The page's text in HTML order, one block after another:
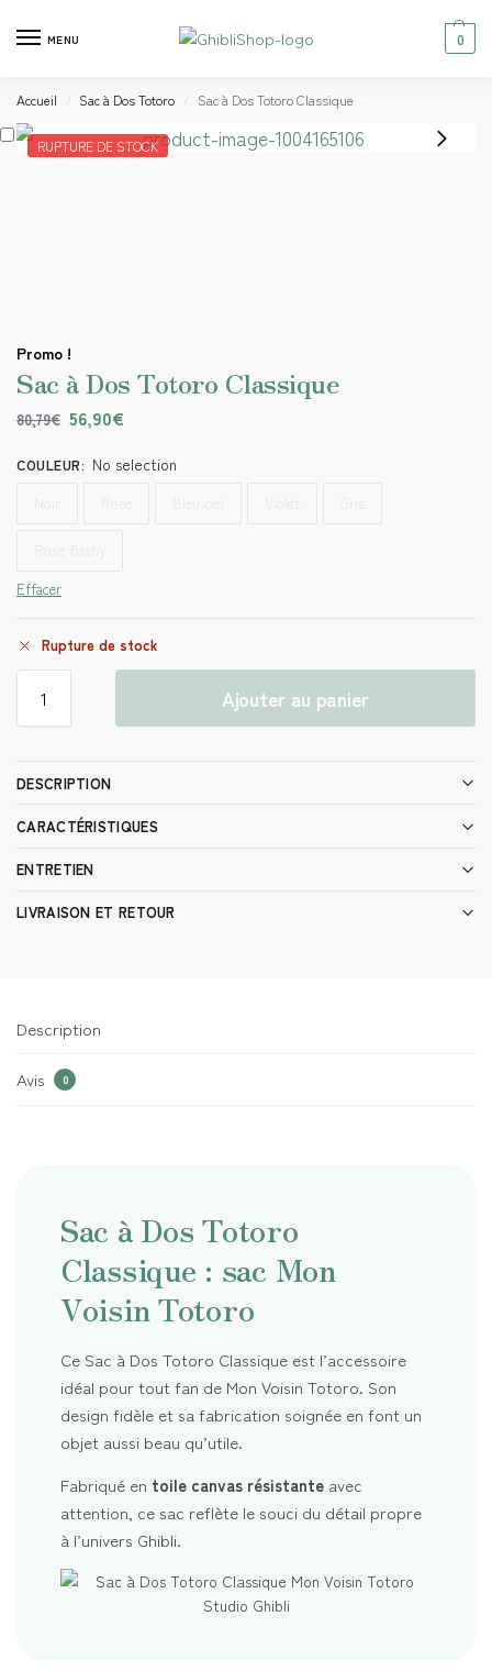
MENU 0
Accueil / Sac à Dos Totoro / Sac à Dos Totoro Classique
RUPTURE DE STOCK
Promo !
Sac à Dos Totoro Classique
80,79€ 56,90€
COULEUR: No selection
Effacer
Rupture de stock
Ajouter au panier
DESCRIPTION
CARACTÉRISTIQUES
ENTRETIEN
LIVRAISON ET RETOUR
Description
Avis 0
Sac à Dos Totoro
Classique : sac Mon
Voisin Totoro
Ce Sac à Dos Totoro Classique est l’accessoire
idéal pour tout fan de Mon Voisin Totoro. Son
design fidèle et sa fabrication soignée en font un
objet aussi beau qu’utile.
Fabriqué en toile canvas résistante avec
attention, ce sac reflète le souci du détail propre
à l’univers Ghibli.